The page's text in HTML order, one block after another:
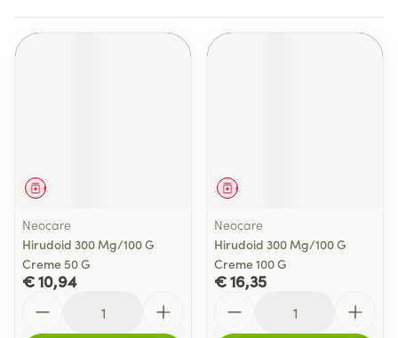
Geneesmiddel
Neocare
Hirudoid 300 Mg/100 G
Creme 50 G
€ 10,94
Geneesmiddel
Neocare
Hirudoid 300 Mg/100 G
Creme 100 G
€ 16,35